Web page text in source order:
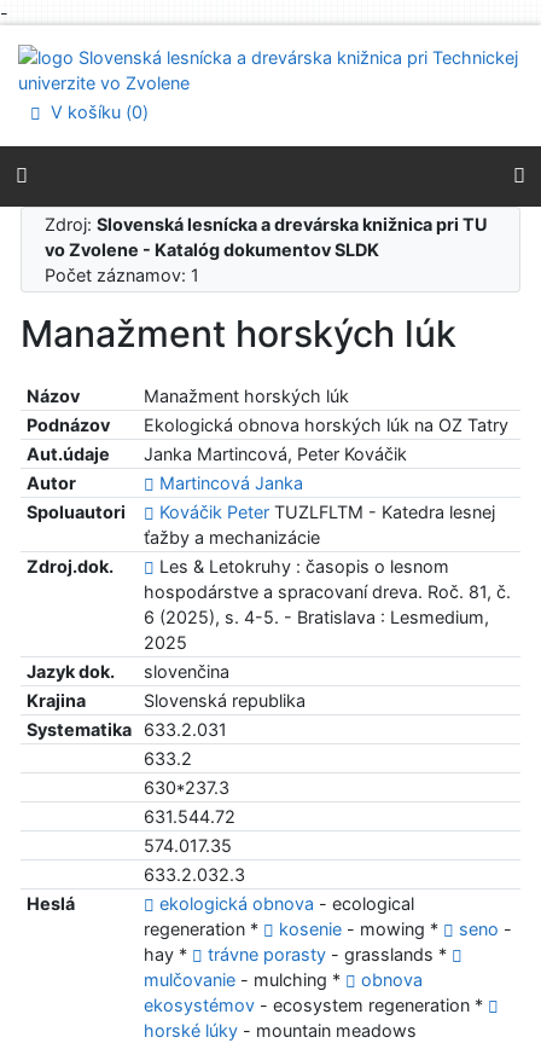
-
Prejsť na menu
Prehlásenie o webovej prístupnosti
V košíku (0)
Zdroj:Slovenská lesnícka a drevárska knižnica pri TU
vo Zvolene - Katalóg dokumentov SLDK
Počet záznamov: 1
Manažment horských lúk
Názov
Manažment horských lúk
Podnázov
Ekologická obnova horských lúk na OZ Tatry
Aut.údaje
Janka Martincová, Peter Kováčik
Autor
Martincová Janka
Spoluautori
Kováčik PeterTUZLFLTM - Katedra lesnej
ťažby a mechanizácie
Zdroj.dok.
Les & Letokruhy : časopis o lesnom
hospodárstve a spracovaní dreva. Roč. 81, č.
6 (2025), s. 4-5. - Bratislava : Lesmedium,
2025
Jazyk dok.
slovenčina
Krajina
Slovenská republika
Systematika
633.2.031
633.2
630*237.3
631.544.72
574.017.35
633.2.032.3
Heslá
ekologická obnova - ecological
regeneration *
kosenie- mowing * seno -
hay *
trávne porasty- grasslands *
mulčovanie- mulching *
obnova
ekosystémov- ecosystem regeneration *
horské lúky- mountain meadows